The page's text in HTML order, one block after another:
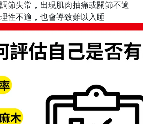
節失常，出現肌肉抽痛或關節不適
性不適，也會導致難以入睡